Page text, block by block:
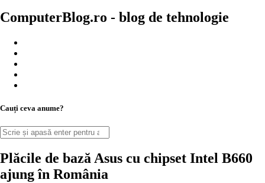
ComputerBlog.ro - blog de tehnologie
Cauți ceva anume?
Plăcile de bază Asus cu chipset Intel B660
ajung în România